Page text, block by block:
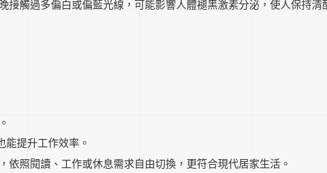
觸過多偏白或偏藍光線，可能影響人體褪黑激素分泌，使人保持清
能提升工作效率。
照閱讀、工作或休息需求自由切換，更符合現代居家生活。